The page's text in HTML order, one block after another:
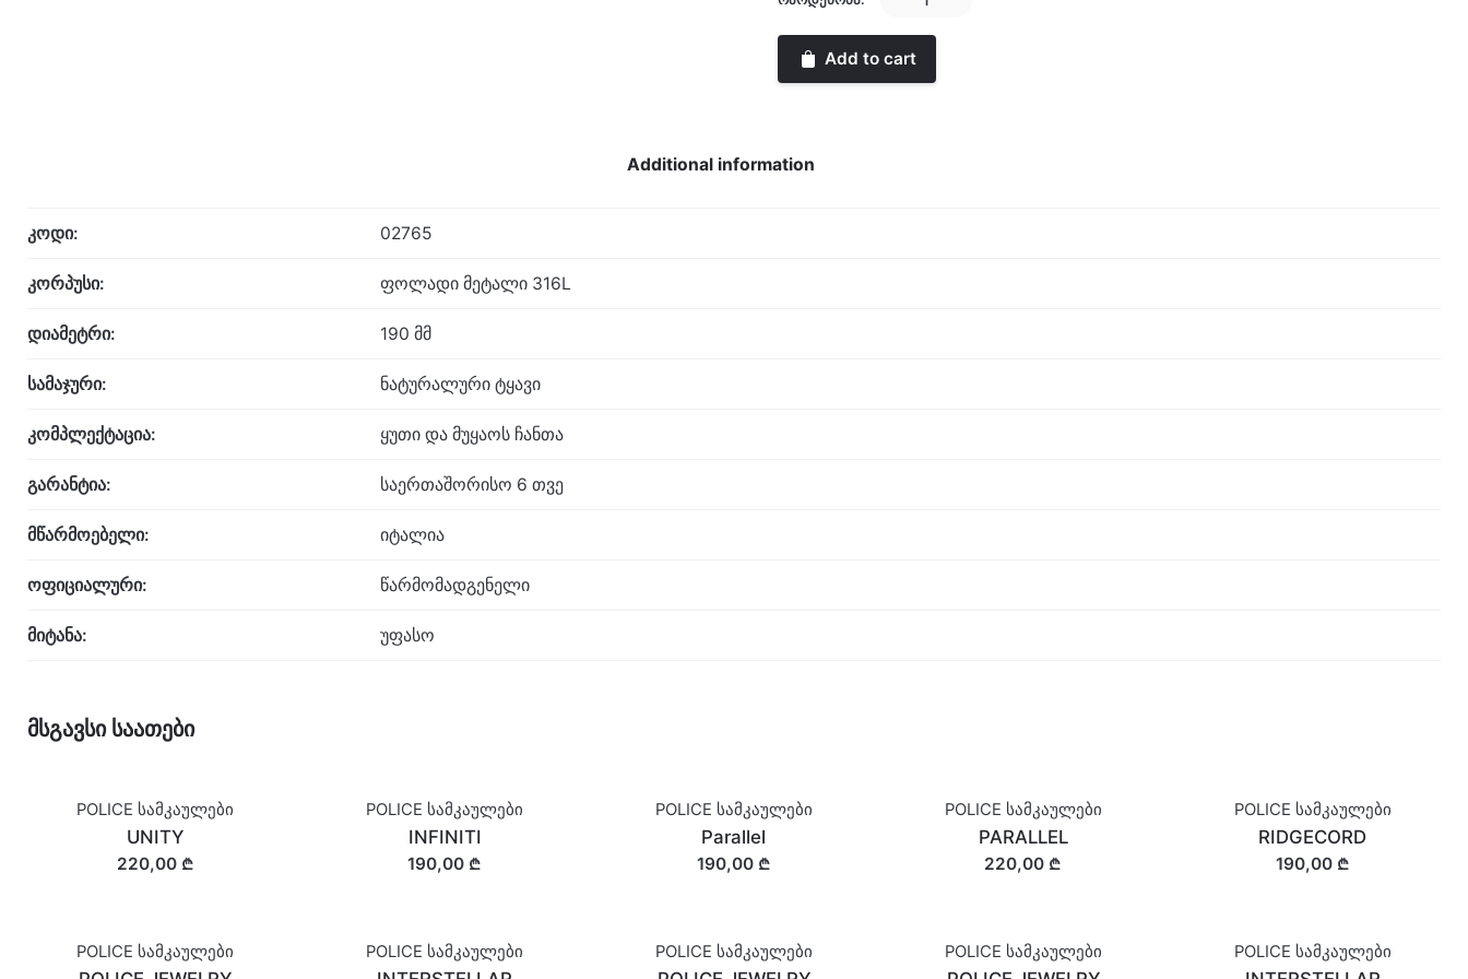
Add to cart
Additional information
კოდი: 02765
კორპუსი: ფოლადი მეტალი 316L
დიამეტრი: 190 მმ
სამაჯური: ნატურალური ტყავი
კომპლექტაცია: ყუთი და მუყაოს ჩანთა
გარანტია: საერთაშორისო 6 თვე
მწარმოებელი: იტალია
ოფიციალური: წარმომადგენელი
მიტანა: უფასო
მსგავსი საათები
POLICE სამკაულები
UNITY
220,00 ₾
POLICE სამკაულები
INFINITI
190,00 ₾
POLICE სამკაულები
Parallel
190,00 ₾
POLICE სამკაულები
PARALLEL
220,00 ₾
POLICE სამკაულები
RIDGECORD
190,00 ₾
POLICE სამკაულები POLICE სამკაულები POLICE სამკაულები POLICE სამკაულები POLICE სამკაულები